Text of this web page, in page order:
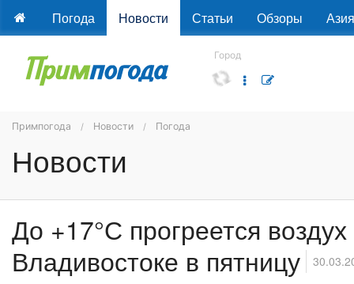
Погода Новости Статьи Обзоры Азия
Город
Примпогода Новости Погода
Новости
До +17°С прогреется
Владивостоке в пятницу